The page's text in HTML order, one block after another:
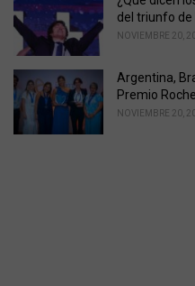
del triunfo de
NOVIEMBRE 20,
Argentina,
Premio
NOVIEMBRE 20,